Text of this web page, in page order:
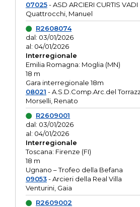
07025- ASD ARCIERI CURTIS VADI
Quattrocchi, Manuel
R2608074
dal: 03/01/2026
al: 04/01/2026
Interregionale
Emilia Romagna: Moglia (MN)
18 m
Gara interregionale 18m
08021 - A.S.D.Comp.Arc.del
Morselli, Renato
R2609001
dal: 03/01/2026
al: 04/01/2026
Interregionale
Toscana: Firenze (FI)
18 m
Ugnano – Trofeo della Befana
09053- Arcieri della Real Villa
Venturini, Gaia
R2609002